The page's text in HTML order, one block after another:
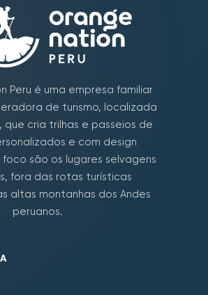
Peru é uma empresa familiar
de turismo, localizada
que cria trilhas e passeios de
e com design
foco são os lugares selvagens
fora das rotas turísticas
altas montanhas dos Andes
peruanos.